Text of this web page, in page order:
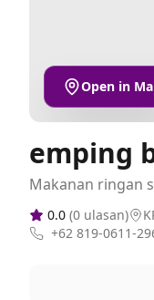
Open in
emping
Makanan ringan
0.0 (0 ulasan)
+62 819-0611-